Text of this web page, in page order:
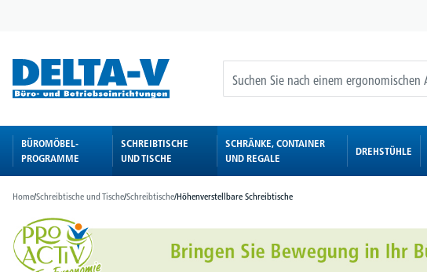
BÜROMÖBEL-
PROGRAMME
SCHREIBTISCHE
UND TISCHE
SCHRÄNKE, CONTAINER
UND REGALE
DREHSTÜHLE
Home/Schreibtische und Tische/Schreibtische/Höhenverstellbare Schreibtische